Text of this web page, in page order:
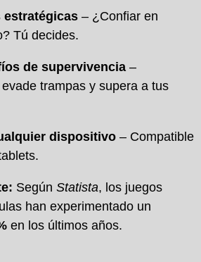
estratégicas – ¿Confiar en
Tú decides.
de supervivencia –
trampas y supera a tus
dispositivo – Compatible
Según Statista, los juegos
han experimentado un
en los últimos años.